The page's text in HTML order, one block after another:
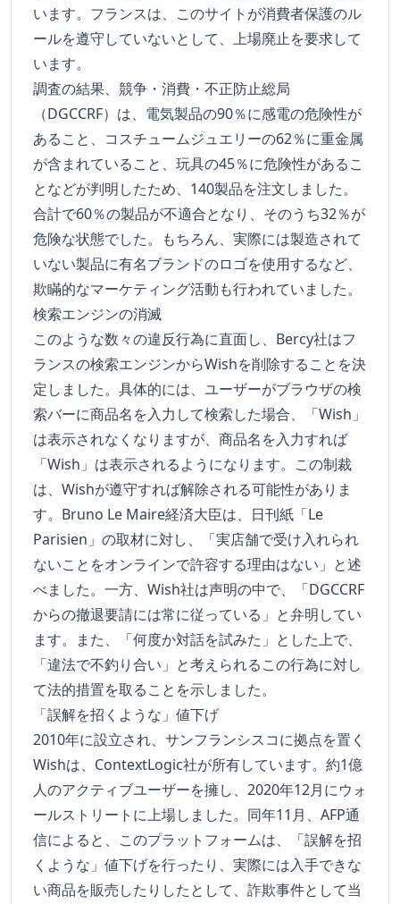
います。フランスは、このサイトが消費者保護のル
ールを遵守していないとして、上場廃止を要求して
います。
調査の結果、競争・消費・不正防止総局
（DGCCRF）は、電気製品の90％に感電の危険性が
あること、コスチュームジュエリーの62％に重金属
が含まれていること、玩具の45％に危険性があるこ
となどが判明したため、140製品を注文しました。
合計で60％の製品が不適合となり、そのうち32％が
危険な状態でした。もちろん、実際には製造されて
いない製品に有名ブランドのロゴを使用するなど、
欺瞞的なマーケティング活動も行われていました。
検索エンジンの消滅
このような数々の違反行為に直面し、Bercy社はフ
ランスの検索エンジンからWishを削除することを決
定しました。具体的には、ユーザーがブラウザの検
索バーに商品名を入力して検索した場合、「Wish」
は表示されなくなりますが、商品名を入力すれば
「Wish」は表示されるようになります。この制裁
は、Wishが遵守すれば解除される可能性がありま
す。Bruno Le Maire経済大臣は、日刊紙「Le
Parisien」の取材に対し、「実店舗で受け入れられ
ないことをオンラインで許容する理由はない」と述
べました。一方、Wish社は声明の中で、「DGCCRF
からの撤退要請には常に従っている」と弁明してい
ます。また、「何度か対話を試みた」とした上で、
「違法で不釣り合い」と考えられるこの行為に対し
て法的措置を取ることを示しました。
「誤解を招くような」値下げ
2010年に設立され、サンフランシスコに拠点を置く
Wishは、ContextLogic社が所有しています。約1億
人のアクティブユーザーを擁し、2020年12月にウォ
ールストリートに上場しました。同年11月、AFP通
信によると、このプラットフォームは、「誤解を招
くような」値下げを行ったり、実際には入手できな
い商品を販売したりしたとして、詐欺事件として当